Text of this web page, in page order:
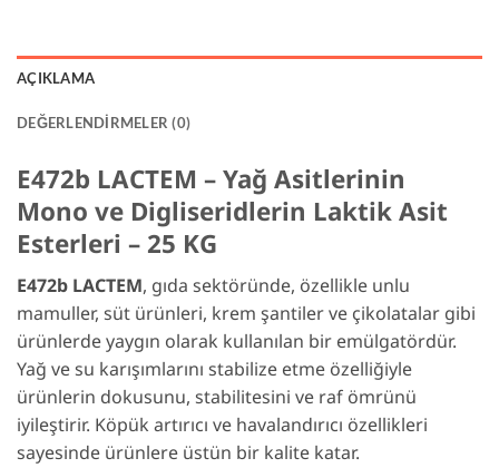
AÇIKLAMA
DEĞERLENDIRMELER (0)
E472b LACTEM – Yağ Asitlerinin
Mono ve Digliseridlerin Laktik Asit
Esterleri – 25 KG
E472b LACTEM, gıda sektöründe, özellikle unlu
mamuller, süt ürünleri, krem şantiler ve çikolatalar gibi
ürünlerde yaygın olarak kullanılan bir emülgatördür.
Yağ ve su karışımlarını stabilize etme özelliğiyle
ürünlerin dokusunu, stabilitesini ve raf ömrünü
iyileştirir. Köpük artırıcı ve havalandırıcı özellikleri
sayesinde ürünlere üstün bir kalite katar.